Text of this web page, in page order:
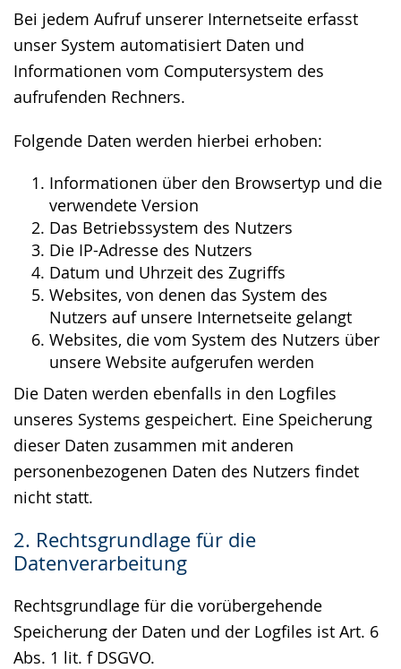
Bei jedem Aufruf unserer Internetseite erfasst
unser System automatisiert Daten und
Informationen vom Computersystem des
aufrufenden Rechners.
Folgende Daten werden hierbei erhoben:
Informationen über den Browsertyp und die
verwendete Version
Das Betriebssystem des Nutzers
Die IP-Adresse des Nutzers
Datum und Uhrzeit des Zugriffs
Websites, von denen das System des
Nutzers auf unsere Internetseite gelangt
Websites, die vom System des Nutzers über
unsere Website aufgerufen werden
Die Daten werden ebenfalls in den Logfiles
unseres Systems gespeichert. Eine Speicherung
dieser Daten zusammen mit anderen
personenbezogenen Daten des Nutzers findet
nicht statt.
2. Rechtsgrundlage für die
Datenverarbeitung
Rechtsgrundlage für die vorübergehende
Speicherung der Daten und der Logfiles ist Art. 6
Abs. 1 lit. f DSGVO.
angezeigt.